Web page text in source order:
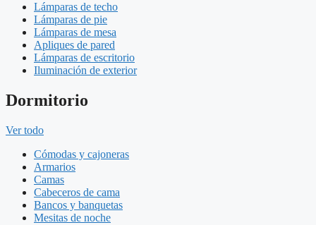
Lámparas de techo
Lámparas de pie
Lámparas de mesa
Apliques de pared
Lámparas de escritorio
Iluminación de exterior
Dormitorio
Ver todo
Cómodas y cajoneras
Armarios
Camas
Cabeceros de cama
Bancos y banquetas
Mesitas de noche